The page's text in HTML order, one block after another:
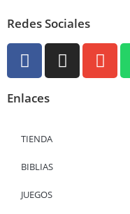
Redes Sociales
Enlaces
TIENDA
BIBLIAS
JUEGOS